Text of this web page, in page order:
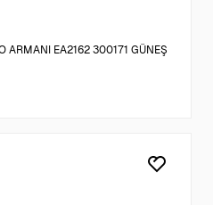
ARMANI EA2162 300171 GÜNEŞ